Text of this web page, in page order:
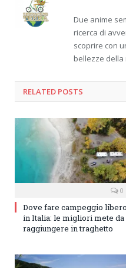
Due anime
ricerca di
scoprire con
bellezze
RELATED POSTS
0
Dove fare campeggio libero
in Italia: le migliori mete da
raggiungere in traghetto